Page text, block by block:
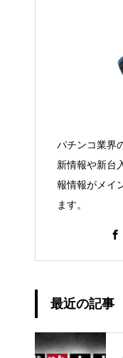
パチンコ業界
新情報や新台
報情報がメイ
ます。
最近の記事